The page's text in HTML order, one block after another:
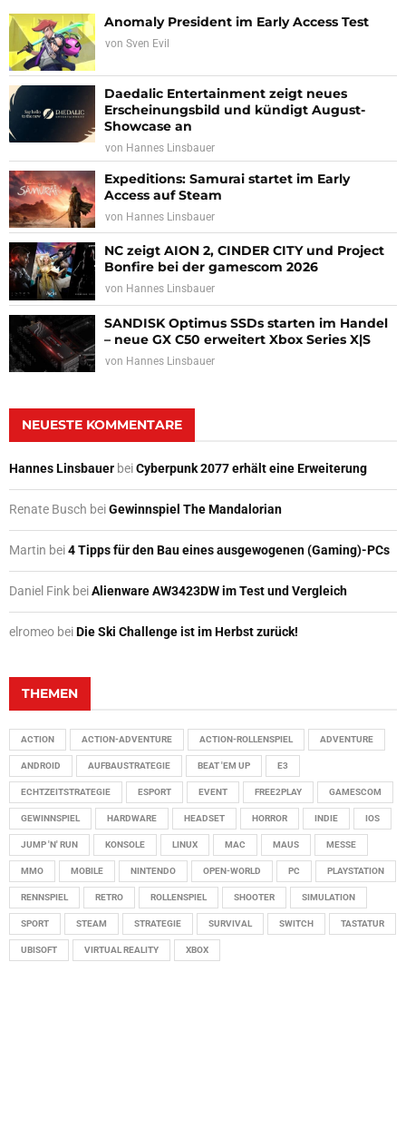
Anomaly President im Early Access Test
von Sven Evil
Daedalic Entertainment zeigt neues
Erscheinungsbild und kündigt August-
Showcase an
von Hannes Linsbauer
Expeditions: Samurai startet im Early
Access auf Steam
von Hannes Linsbauer
NC zeigt AION 2, CINDER CITY und Project
Bonfire bei der gamescom 2026
von Hannes Linsbauer
SANDISK Optimus SSDs starten im Handel
– neue GX C50 erweitert Xbox Series X|S
von Hannes Linsbauer
NEUESTE KOMMENTARE
Hannes Linsbauer beiCyberpunk 2077 erhält eine Erweiterung
Renate Busch beiGewinnspiel The Mandalorian
Martin bei4 Tipps für den Bau eines ausgewogenen (Gaming)-PCs
Daniel Fink beiAlienware AW3423DW im Test und Vergleich
elromeo beiDie Ski Challenge ist im Herbst zurück!
THEMEN
ACTION ACTION-ADVENTURE ACTION-ROLLENSPIEL ADVENTURE
ANDROID AUFBAUSTRATEGIE BEAT 'EM UP E3
ECHTZEITSTRATEGIE ESPORT EVENT FREE2PLAY GAMESCOM
GEWINNSPIEL HARDWARE HEADSET HORROR INDIE IOS
JUMP 'N' RUN KONSOLE LINUX MAC MAUS MESSE
MMO MOBILE NINTENDO OPEN-WORLD PC PLAYSTATION
RENNSPIEL RETRO ROLLENSPIEL SHOOTER SIMULATION
SPORT STEAM STRATEGIE SURVIVAL SWITCH TASTATUR
UBISOFT VIRTUAL REALITY XBOX